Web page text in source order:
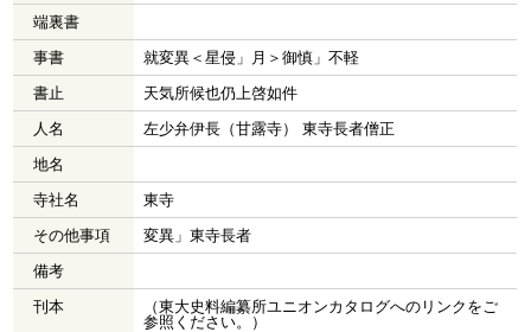
端裏書
事書
就変異＜星侵」月＞御慎」不軽
書止
天気所候也仍上啓如件
人名
左少弁伊長（甘露寺） 東寺長者僧正
地名
寺社名
東寺
その他事項
変異」東寺長者
備考
刊本
（東大史料編纂所ユニオンカタログへのリンクをご
参照ください。）